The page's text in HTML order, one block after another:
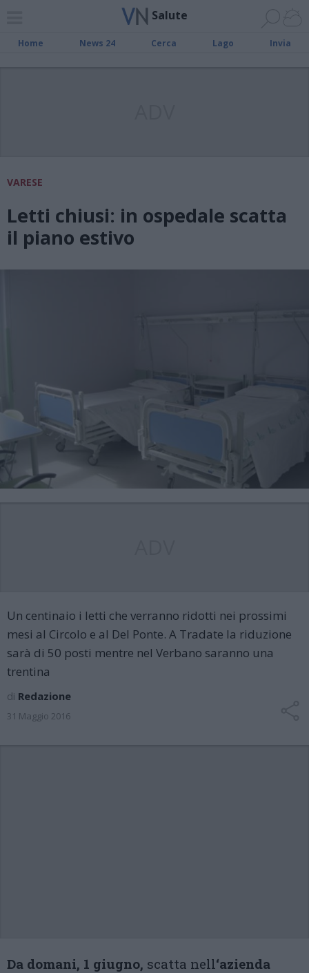
Salute
Home News 24 Cerca Lago Invia
VARESE
Letti chiusi: in ospedale scatta
il piano estivo
Un centinaio i letti che verranno ridotti nei prossimi
mesi al Circolo e al Del Ponte. A Tradate la riduzione
sarà di 50 posti mentre nel Verbano saranno una
trentina
di Redazione
31 Maggio 2016
Da domani, 1 giugno, scatta nell‘azienda